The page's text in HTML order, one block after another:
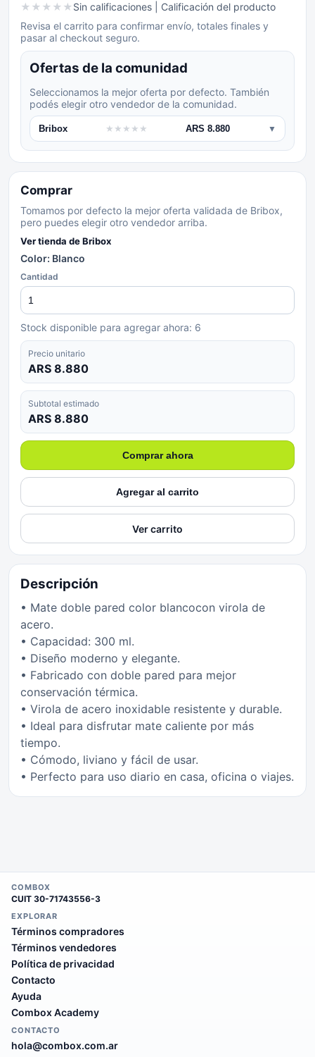
★ ★ ★ ★ ★Sin calificaciones | Calificación del producto
Revisa el carrito para confirmar envío, totales finales y
pasar al checkout seguro.
Ofertas de la comunidad
Seleccionamos la mejor oferta por defecto. También
podés elegir otro vendedor de la comunidad.
Bribox ★ ★ ★ ★ ★ ARS 8.880 ▼
Comprar
Tomamos por defecto la mejor oferta validada de Bribox,
pero puedes elegir otro vendedor arriba.
Ver tienda deBribox
Color: Blanco
Cantidad
Stock disponible para agregar ahora: 6
Precio unitario
ARS 8.880
Subtotal estimado
ARS 8.880
Comprar ahora
Agregar al carrito
Ver carrito
Descripción
• Mate doble pared color blancocon virola de
acero.
• Capacidad: 300 ml.
• Diseño moderno y elegante.
• Fabricado con doble pared para mejor
conservación térmica.
• Virola de acero inoxidable resistente y durable.
• Ideal para disfrutar mate caliente por más
tiempo.
• Cómodo, liviano y fácil de usar.
• Perfecto para uso diario en casa, oficina o viajes.
COMBOX
CUIT 30-71743556-3
EXPLORAR
Términos compradores
Términos vendedores
Política de privacidad
Contacto
Ayuda
Combox Academy
CONTACTO
hola@combox.com.ar